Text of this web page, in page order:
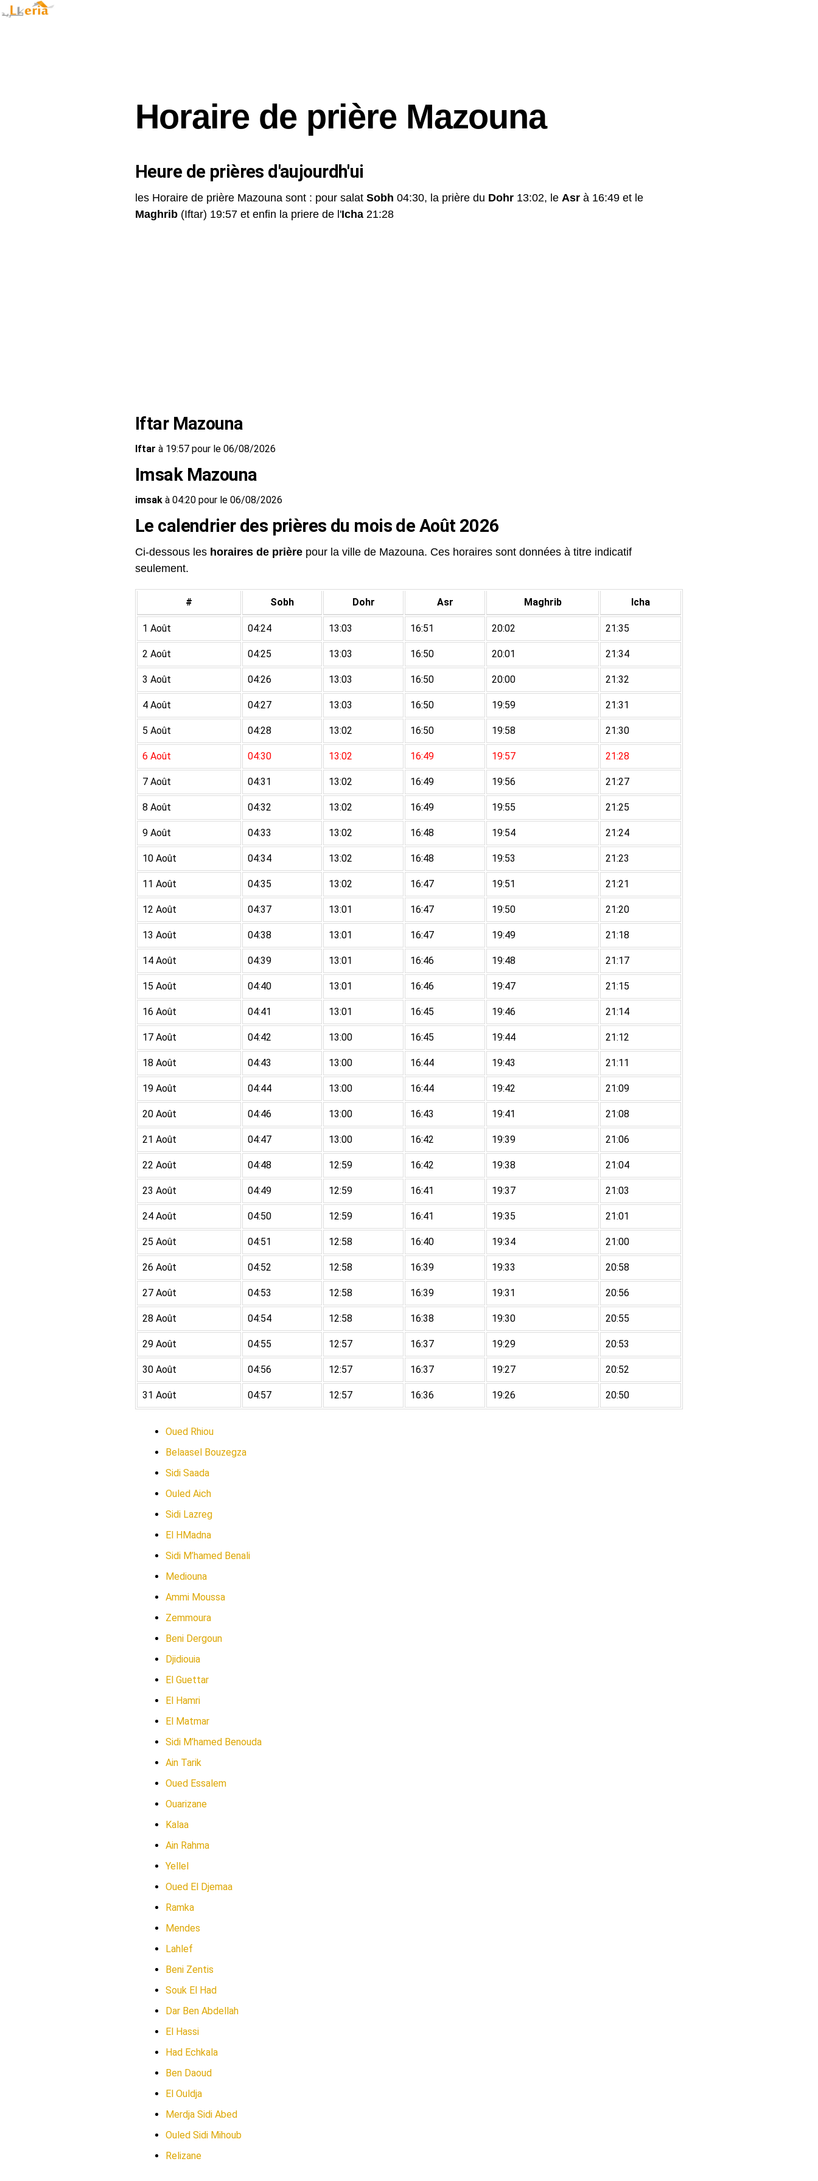
Horaire de prière Mazouna
Heure de prières d'aujourdh'ui
les Horaire de prière Mazouna sont : pour salat Sobh 04:30, la prière du Dohr 13:02, le Asr à 16:49 et le
Maghrib (Iftar) 19:57 et enfin la priere de l'Icha 21:28
Iftar Mazouna
Iftar à 19:57 pour le 06/08/2026
Imsak Mazouna
imsak à 04:20 pour le 06/08/2026
Le calendrier des prières du mois de Août 2026
Ci-dessous les horaires de prière pour la ville de Mazouna. Ces horaires sont données à titre indicatif
seulement.
# Sobh Dohr Asr Maghrib Icha
1 Août 04:24 13:03 16:51 20:02 21:35
2 Août 04:25 13:03 16:50 20:01 21:34
3 Août 04:26 13:03 16:50 20:00 21:32
4 Août 04:27 13:03 16:50 19:59 21:31
5 Août 04:28 13:02 16:50 19:58 21:30
6 Août 04:30 13:02 16:49 19:57 21:28
7 Août 04:31 13:02 16:49 19:56 21:27
8 Août 04:32 13:02 16:49 19:55 21:25
9 Août 04:33 13:02 16:48 19:54 21:24
10 Août 04:34 13:02 16:48 19:53 21:23
11 Août 04:35 13:02 16:47 19:51 21:21
12 Août 04:37 13:01 16:47 19:50 21:20
13 Août 04:38 13:01 16:47 19:49 21:18
14 Août 04:39 13:01 16:46 19:48 21:17
15 Août 04:40 13:01 16:46 19:47 21:15
16 Août 04:41 13:01 16:45 19:46 21:14
17 Août 04:42 13:00 16:45 19:44 21:12
18 Août 04:43 13:00 16:44 19:43 21:11
19 Août 04:44 13:00 16:44 19:42 21:09
20 Août 04:46 13:00 16:43 19:41 21:08
21 Août 04:47 13:00 16:42 19:39 21:06
22 Août 04:48 12:59 16:42 19:38 21:04
23 Août 04:49 12:59 16:41 19:37 21:03
24 Août 04:50 12:59 16:41 19:35 21:01
25 Août 04:51 12:58 16:40 19:34 21:00
26 Août 04:52 12:58 16:39 19:33 20:58
27 Août 04:53 12:58 16:39 19:31 20:56
28 Août 04:54 12:58 16:38 19:30 20:55
29 Août 04:55 12:57 16:37 19:29 20:53
30 Août 04:56 12:57 16:37 19:27 20:52
31 Août 04:57 12:57 16:36 19:26 20:50
Oued Rhiou
Belaasel Bouzegza
Sidi Saada
Ouled Aich
Sidi Lazreg
El HMadna
Sidi M’hamed Benali
Mediouna
Ammi Moussa
Zemmoura
Beni Dergoun
Djidiouia
El Guettar
El Hamri
El Matmar
Sidi M’hamed Benouda
Ain Tarik
Oued Essalem
Ouarizane
Kalaa
Ain Rahma
Yellel
Oued El Djemaa
Ramka
Mendes
Lahlef
Beni Zentis
Souk El Had
Dar Ben Abdellah
El Hassi
Had Echkala
Ben Daoud
El Ouldja
Merdja Sidi Abed
Ouled Sidi Mihoub
Relizane